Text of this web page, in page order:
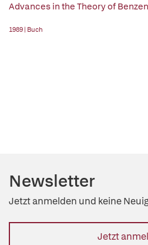
Advances in the Theory of
1989 | Buch
Newsletter
Jetzt anmelden und keine
Jetzt